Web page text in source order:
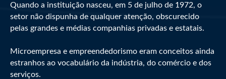
Quando a instituição nasceu, em 5 de julho de 1972, o
setor não dispunha de qualquer atenção, obscurecido
pelas grandes e médias companhias privadas e estatais.
Microempresa e empreendedorismo eram conceitos ainda
estranhos ao vocabulário da indústria, do comércio e dos
serviços.